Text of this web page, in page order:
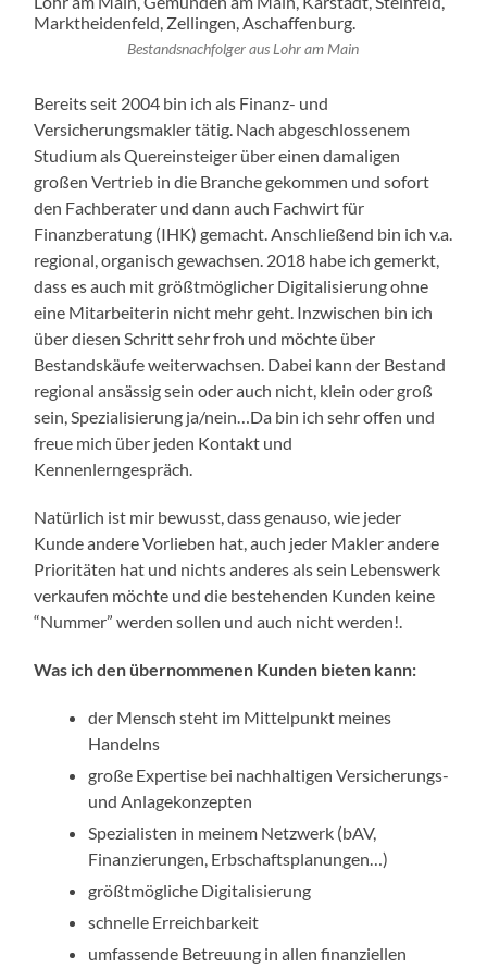
Bestandsnachfolger aus Lohr am Main
Bereits seit 2004 bin ich als Finanz- und
Versicherungsmakler tätig. Nach abgeschlossenem
Studium als Quereinsteiger über einen damaligen
großen Vertrieb in die Branche gekommen und sofort
den Fachberater und dann auch Fachwirt für
Finanzberatung (IHK) gemacht. Anschließend bin ich v.a.
regional, organisch gewachsen. 2018 habe ich gemerkt,
dass es auch mit größtmöglicher Digitalisierung ohne
eine Mitarbeiterin nicht mehr geht. Inzwischen bin ich
über diesen Schritt sehr froh und möchte über
Bestandskäufe weiterwachsen. Dabei kann der Bestand
regional ansässig sein oder auch nicht, klein oder groß
sein, Spezialisierung ja/nein…Da bin ich sehr offen und
freue mich über jeden Kontakt und
Kennenlerngespräch.
Natürlich ist mir bewusst, dass genauso, wie jeder
Kunde andere Vorlieben hat, auch jeder Makler andere
Prioritäten hat und nichts anderes als sein Lebenswerk
verkaufen möchte und die bestehenden Kunden keine
“Nummer” werden sollen und auch nicht werden!.
Was ich den übernommenen Kunden bieten kann:
der Mensch steht im Mittelpunkt meines
Handelns
große Expertise bei nachhaltigen Versicherungs-
und Anlagekonzepten
Spezialisten in meinem Netzwerk (bAV,
Finanzierungen, Erbschaftsplanungen…)
größtmögliche Digitalisierung
schnelle Erreichbarkeit
umfassende Betreuung in allen finanziellen